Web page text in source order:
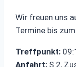
Wir freuen uns
Termine bis
Treffpunkt:
Anfahrt: S 2,